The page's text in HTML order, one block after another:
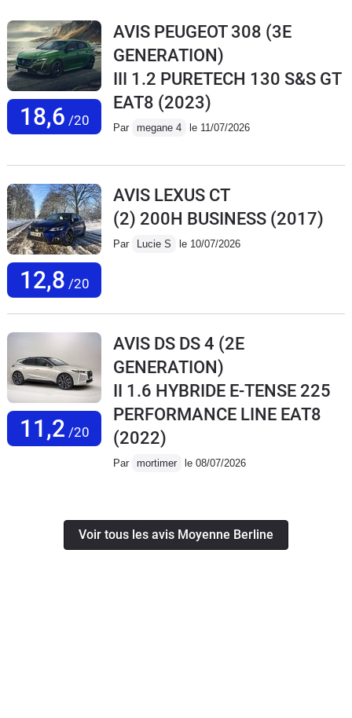
18,6 /20
AVIS PEUGEOT 308 (3E
GENERATION)
III 1.2 PURETECH 130 S&S GT
EAT8 (2023)
Par megane 4 le 11/07/2026
12,8 /20
AVIS LEXUS CT
(2) 200H BUSINESS (2017)
Par Lucie S le 10/07/2026
11,2 /20
AVIS DS DS 4 (2E
GENERATION)
II 1.6 HYBRIDE E-TENSE 225
PERFORMANCE LINE EAT8
(2022)
Par mortimer le 08/07/2026
Voir tous les avis Moyenne Berline